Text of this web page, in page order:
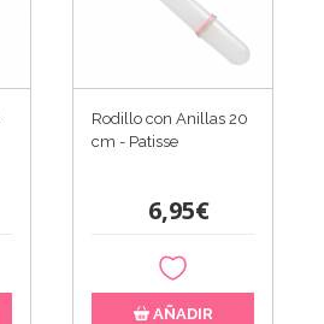
Rodillo con Anillas 20
cm - Patisse
6,95€
AÑADIR